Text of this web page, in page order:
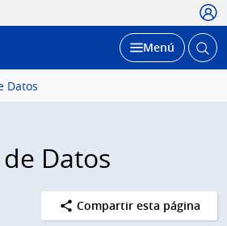
Desplegar
Menú Abrir
Datos
Datos
Compartir esta página